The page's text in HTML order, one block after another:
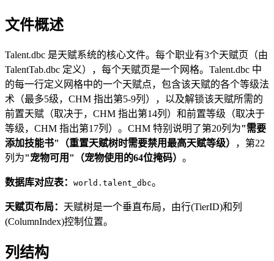
文件概述
Talent.dbc 是天赋系统的核心文件。每个职业有3个天赋页（由
TalentTab.dbc 定义），每个天赋页是一个网格。Talent.dbc 中
的每一行定义网格中的一个天赋点，包含该天赋的各个等级法
术（最多5级，CHM 指出第5-9列），以及解锁该天赋所需的
前置天赋（取决于，CHM 指出第14列）和前置等级（取决于
等级，CHM 指出第17列）。CHM 特别说明了第20列为"需要
添加技能书"（重置天赋树时需要禁用最高天赋等级）
，第22
列为"宠物可用"（宠物使用的64位掩码） 。
数据库对应表： world.talent_dbc。
天赋页布局： 天赋树是一个垂直布局，由行(TierID)和列
(ColumnIndex)控制位置。
列结构